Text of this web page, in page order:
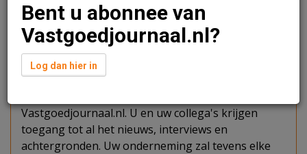
jaarlijkse Rotterdamse Vastgoed Rally plaats.
Verder lezen?
U kunt het artikel niet volledig lezen omdat u nog
Vastgoedjournaal.nl. U en uw collega's krijgen
toegang tot al het nieuws, interviews en
achtergronden. Uw onderneming zal tevens elke
Bent u abonnee van
Vastgoedjournaal.nl?
Log dan hier in